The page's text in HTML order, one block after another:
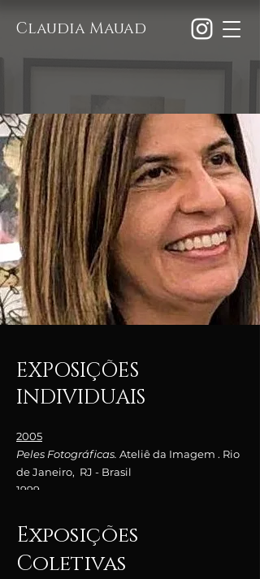
Claudia Mauad
EXPOSIÇÕES
INDIVIDUAIS
2005
Peles Fotográficas. Ateliê da Imagem . Rio
de Janeiro, RJ - Brasil
1999
Teresópolis. Teresópolis, RJ - Brasil
Exposições
Coletivas